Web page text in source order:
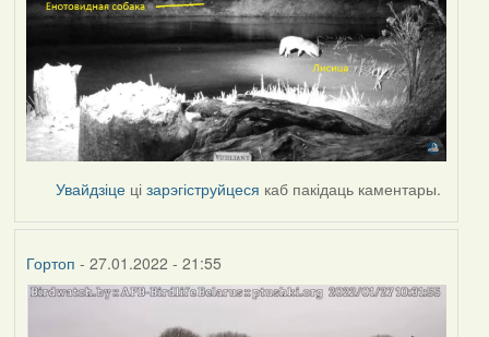
Увайдзіце цізарэгіструйцеся каб пакідаць каментары.
Гортоп - 27.01.2022 - 21:55